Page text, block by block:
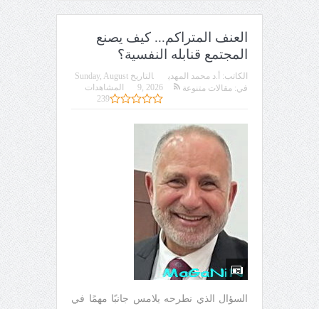
العنف المتراكم... كيف يصنع
المجتمع قنابله النفسية؟
الكاتب: أ.د محمد المهدي التاريخ Sunday, August
9, 2026
في: مقالات متنوعة
المشاهدات
239
السؤال الذي نطرحه يلامس جانبًا مهمًا في